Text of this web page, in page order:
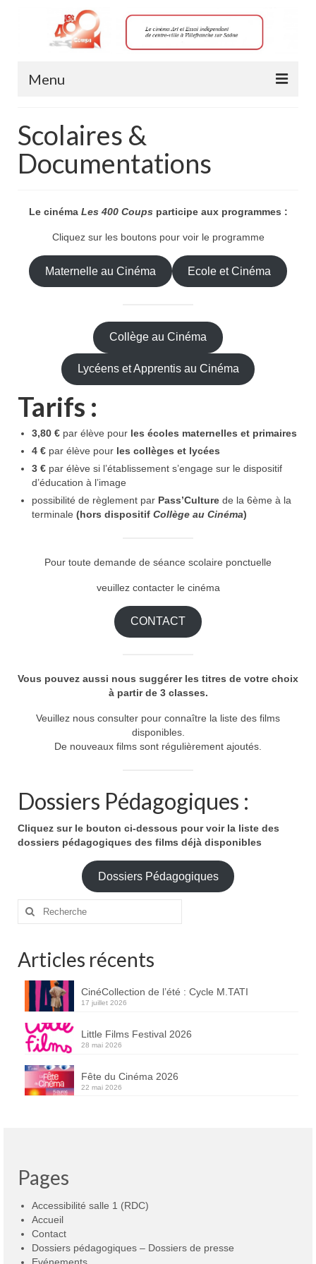
Menu
Les films à l’affiche
Accessibilité salle 1 (RDC)
TARIFS
Achat de place
Scolaires &
Documentations
Le cinéma Les 400 Coups participe aux programmes :
Cliquez sur les boutons pour voir le programme
Maternelle au Cinéma Ecole et Cinéma
Collège au Cinéma
Lycéens et Apprentis au Cinéma
Tarifs :
3,80 € par élève pour les écoles maternelles et primaires
4 € par élève pour les collèges et lycées
3 € par élève si l’établissement s’engage sur le dispositif
d’éducation à l’image
possibilité de règlement par Pass’Culture de la 6ème à la
terminale (hors dispositif Collège au Cinéma)
Pour toute demande de séance scolaire ponctuelle
veuillez contacter le cinéma
CONTACT
Vous pouvez aussi nous suggérer les titres de votre choix
à partir de 3 classes.
Veuillez nous consulter pour connaître la liste des films
disponibles.
De nouveaux films sont régulièrement ajoutés.
Dossiers Pédagogiques :
Cliquez sur le bouton ci-dessous pour voir la liste des
dossiers pédagogiques des films déjà disponibles
Dossiers Pédagogiques
Rechercher
Articles récents
CinéCollection de l’été : Cycle M.TATI
17 juillet 2026
Little Films Festival 2026
28 mai 2026
Fête du Cinéma 2026
22 mai 2026
Pages
Accessibilité salle 1 (RDC)
Accueil
Contact
Dossiers pédagogiques – Dossiers de presse